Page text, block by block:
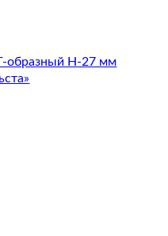
образный Н-27 мм